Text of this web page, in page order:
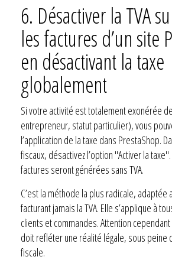
6. Désactiver la TVA
les factures d’un site
en désactivant la taxe
globalement
Si votre activité est totalement exonérée
entrepreneur, statut particulier), vous
l’application de la taxe dans PrestaShop.
fiscaux, désactivez l’option "Activer la
factures seront générées sans TVA.
C’est la méthode la plus radicale,
facturant jamais la TVA. Elle s’applique à
clients et commandes. Attention
doit refléter une réalité légale, sous peine
fiscale.